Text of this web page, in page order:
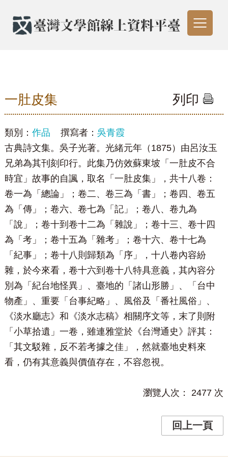
一肚皮集 列印
類別： 作品 撰寫者： 吳青霞
古典詩文集。吳子光著。光緒元年（1875）由呂汝玉
兄弟為其刊刻印行。此集乃仿效蘇東坡「一肚皮不合
時宜」故事的自諷，取名「一肚皮集」，共十八卷：
卷一為「總論」；卷二、卷三為「書」；卷四、卷五
為「傳」；卷六、卷七為「記」；卷八、卷九為
「說」；卷十到卷十二為「雜說」；卷十三、卷十四
為「考」；卷十五為「雜考」；卷十六、卷十七為
「紀事」；卷十八則歸類為「序」，十八卷內容紛
雜，於今來看，卷十六到卷十八特具意義，其內容分
別為「紀台地怪異」、臺地的「諸山形勝」、「台中
物產」、重要「台事紀略」、風俗及「番社風俗」、
《淡水廳志》和《淡水志稿》相關序文等，末了則附
「小草拾遺」一卷，雖連雅堂於《台灣通史》評其：
「其文駁雜，反不若考據之佳」，然就臺地史料來
看，仍有其意義與價值存在，不容忽視。
瀏覽人次： 2477 次
回上一頁